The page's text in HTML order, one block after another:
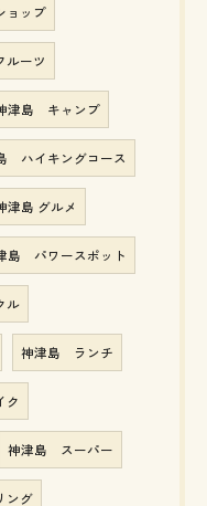
ョップ
ーツ
津島 キャンプ
ハイキングコース
津島 グルメ
島 パワースポット
ル
神津島 ランチ
ク
神津島 スーパー
ング